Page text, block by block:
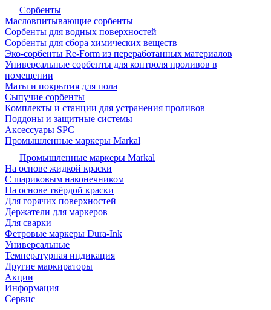
Сорбенты
Масловпитывающие сорбенты
Сорбенты для водных поверхностей
Сорбенты для сбора химических веществ
Эко-сорбенты Re-Form из переработанных материалов
Универсальные сорбенты для контроля проливов в
помещении
Маты и покрытия для пола
Сыпучие сорбенты
Комплекты и станции для устранения проливов
Поддоны и защитные системы
Аксессуары SPC
Промышленные маркеры Markal
Промышленные маркеры Markal
На основе жидкой краски
С шариковым наконечником
На основе твёрдой краски
Для горячих поверхностей
Держатели для маркеров
Для сварки
Фетровые маркеры Dura-Ink
Универсальные
Температурная индикация
Другие маркираторы
Акции
Информация
Сервис